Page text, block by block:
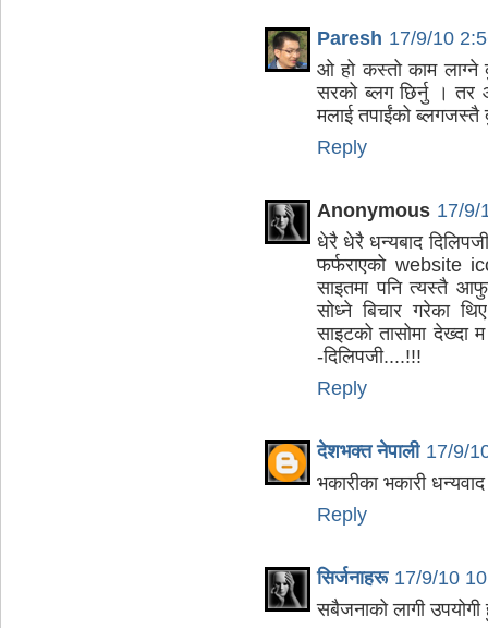
Paresh 17/9/10
ओ हो कस्तो काम लाग्ने
सरको ब्लग छिर्नु । तर
मलाई तपाईंको ब्लगजस्तै
Reply
Anonymous 17/9/
धेरै धेरै धन्यबाद
फर्फराएको website
साइतमा पनि त्यस्तै
सोध्ने बिचार गरेका
साइटको तासोमा देख्दा
-दिलिपजी....!!!
Reply
देशभक्त नेपाली 17/9/
भकारीका भकारी
Reply
सिर्जनाहरू 17/9/10
सबैजनाको लागी